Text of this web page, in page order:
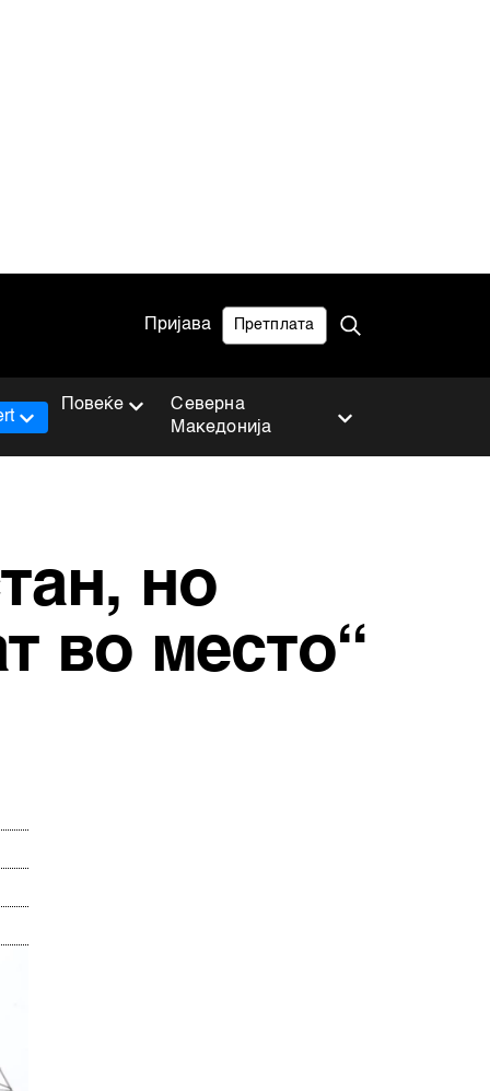
Пријава Претплата
Северна
Македонија
Повеќе
но
во место“